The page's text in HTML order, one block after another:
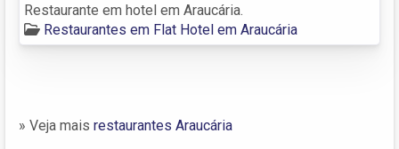
Restaurante em hotel em Araucária.
Restaurantes em Flat Hotel em Araucária
» Veja mais restaurantes Araucária